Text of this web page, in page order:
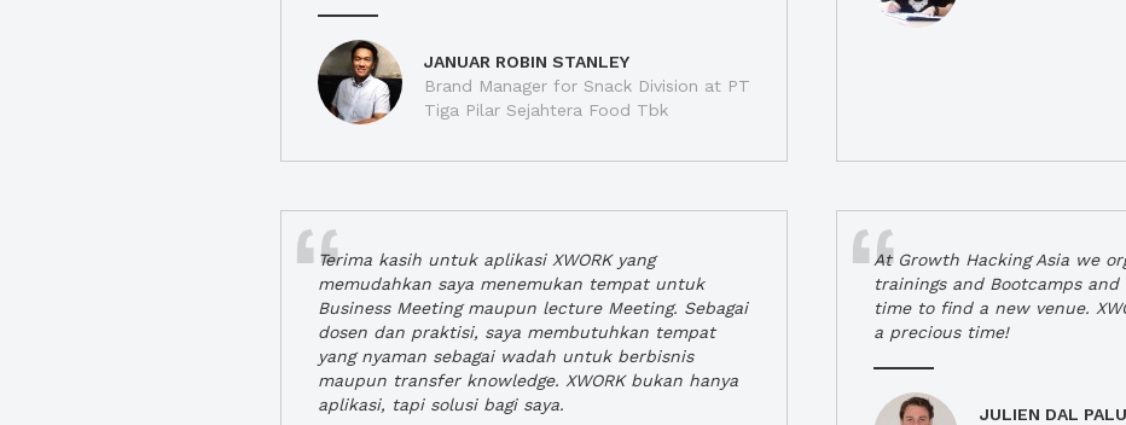
JANUAR ROBIN STANLEY
Brand Manager for Snack Division at PT
Tiga Pilar Sejahtera Food Tbk
Terima kasih untuk aplikasi XWORK yang
memudahkan saya menemukan tempat untuk
Business Meeting maupun lecture Meeting. Sebagai
dosen dan praktisi, saya membutuhkan tempat
yang nyaman sebagai wadah untuk berbisnis
maupun transfer knowledge. XWORK bukan hanya
aplikasi, tapi solusi bagi saya.
At Growth Hacking Asia we
trainings and Bootcamps
time to find a new venue.
a precious time!
JULIEN DAL PALU